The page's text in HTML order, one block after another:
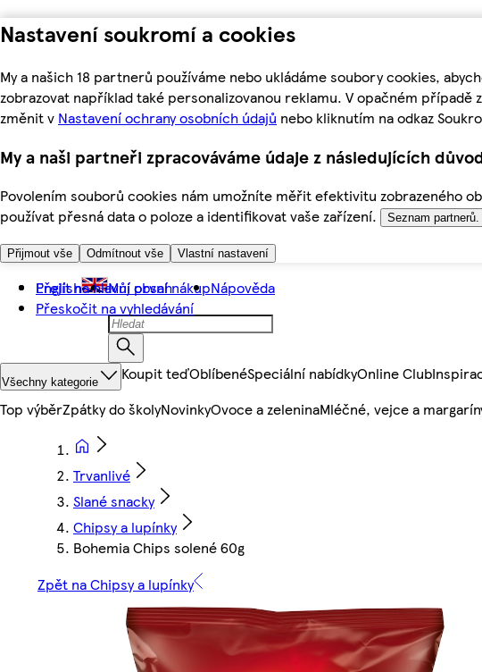
Nastavení soukromí a cookies
My a našich 18 partnerů používáme nebo ukládáme soubory cookies,
zobrazovat například také personalizovanou reklamu. V opačném
změnit v Nastavení ochrany osobních údajů nebo kliknutím na odkaz
My a naši partneři zpracováváme údaje z následujících
Povolením souborů cookies nám umožníte měřit efektivitu zobrazeného
používat přesná data o poloze a identifikovat vaše zařízení.
Seznam partnerů.
Přijmout vše Odmítnout vše Vlastní nastavení
Přejít na hlavní obsah
Přeskočit na vyhledávání
English Můj první nákupNápověda
Všechny kategorie Koupit teďOblíbenéSpeciální nabídkyOnline Club
Top výběrZpátky do školyNovinkyOvoce a zeleninaMléčné, vejce a
Trvanlivé
Slané snacky
Chipsy a lupínky
Bohemia Chips solené 60g
Zpět na Chipsy a lupínky